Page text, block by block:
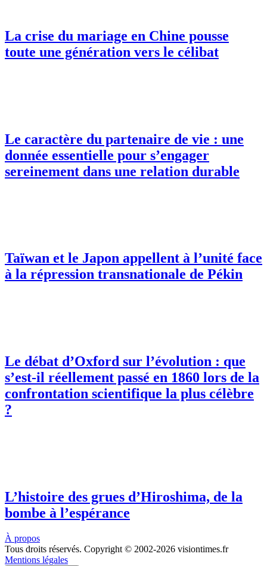
La crise du mariage en Chine pousse
toute une génération vers le célibat
Le caractère du partenaire de vie : une
donnée essentielle pour s’engager
sereinement dans une relation durable
Taïwan et le Japon appellent à l’unité face
à la répression transnationale de Pékin
Le débat d’Oxford sur l’évolution : que
s’est-il réellement passé en 1860 lors de la
confrontation scientifique la plus célèbre
?
L’histoire des grues d’Hiroshima, de la
bombe à l’espérance
À propos
Tous droits réservés. Copyright © 2002-2026 visiontimes.fr
Mentions légales